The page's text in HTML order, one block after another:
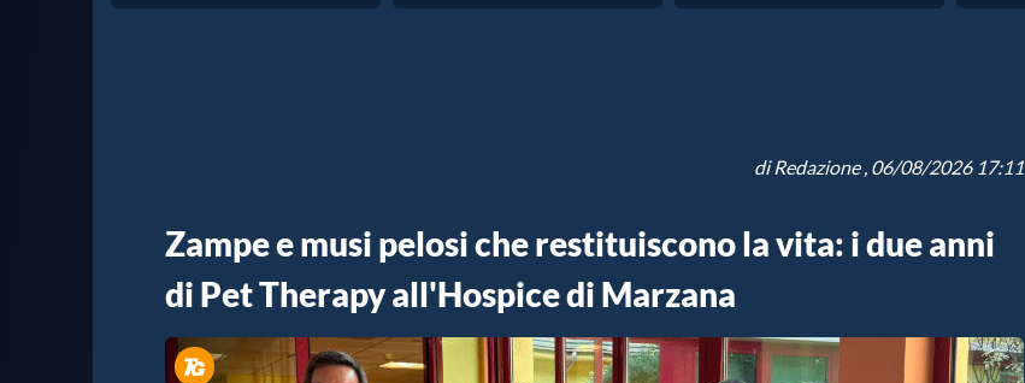
diRedazione, 06/08/2026 17:11
Zampe e musi pelosi che restituiscono la vita: i due anni
di Pet Therapy all'Hospice di Marzana